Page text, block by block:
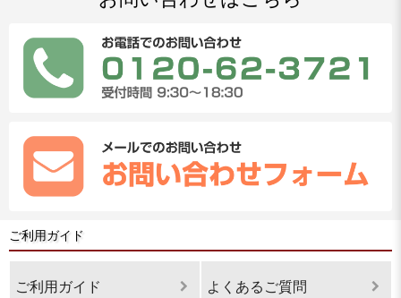
ご利用ガイド
ご利用ガイド よくあるご質問